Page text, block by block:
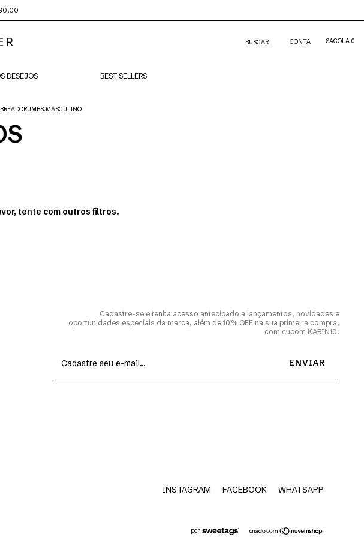
BUSCAR CONTA SACOLA 0
DESEJOS BEST SELLERS
BREADCRUMBS.MASCULINO
tente com outros filtros.
Cadastre-se e tenha acesso antecipado a lançamentos, novidades e
oportunidades especiais da marca, além de 10% OFF na sua primeira compra,
com cupom KARIN10.
INSTAGRAM FACEBOOK WHATSAPP
por